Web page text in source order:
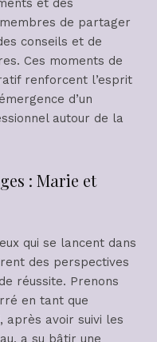
de partager
conseils et de
Ces moments de
renforcent l’esprit
d’un
autour de la
: Marie et
qui se lancent dans
des perspectives
réussite. Prenons
en tant que
après avoir suivi les
a su bâtir une